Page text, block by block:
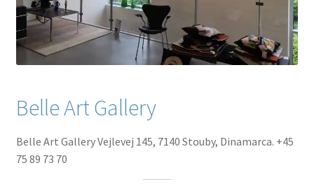
Belle Art Gallery
Belle Art Gallery Vejlevej 145, 7140 Stouby, Dinamarca. +45
75 89 73 70